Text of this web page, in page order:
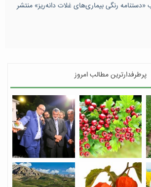
«دستنامه رنگی بیماری‌های غلات دانه‌ریز» منتشر
پرطرفدارترین مطالب امروز